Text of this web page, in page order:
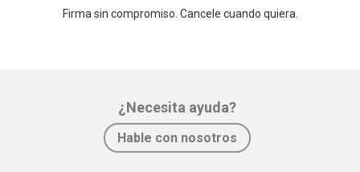
Firma sin compromiso. Cancele cuando quiera.
¿Necesita ayuda?
Hable con nosotros